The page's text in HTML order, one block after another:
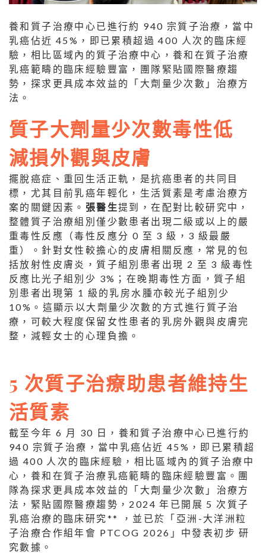
養和質子治療中心已進行約 940 宗質子治療，當中
乳癌佔近 45%，即已累積超過 400 人次的臨床經
驗，相比區域內的質子治療中心，養和在質子治療
乳癌範疇的臨床經驗豐富，團隊緊貼國際醫療趨
勢，探求更具成本效益的「大劑量少次數」治療方
法。
質子大劑量少次數毒性低
減損外觀與皮膚
擺脫癌症、重回生活正軌，是抗癌患者的共同目
標，尤其目前乳癌年輕化，生活質素是考慮治療方
案的關鍵因素。 張醫生提到，在配對比較研究中，
整體質子治療組別僅少數患者出現二級或以上的嚴
重毒性反應（毒性反應分 0 至 3 級，3 級最嚴
重）。針對女性較擔心的皮膚相關反應，常見的包
括放射性皮膚炎，質子組別患者出現 2 至 3 級毒性
反應比光子組別少 3%；在晚期毒性方面，質子組
別患者出現第 1 級的乳房水腫亦較光子組別少
10%。這顯示以大劑量少次數的方式進行質子治
療，可較大程度保留女性患者的乳房外觀與皮膚完
整，減輕女士的心理負擔。
5 次質子治療助患者維持生
活質素
截至今年 6 月 30 日，養和質子治療中心已進行約
940 宗質子治療，當中乳癌佔近 45%，即已累積超
過 400 人次的臨床經驗，相比區域內的質子治療中
心，養和在質子治療乳癌範疇的臨床經驗豐富。團
隊為探求更具成本效益的「大劑量少次數」治療方
法，緊貼國際醫療趨勢，2024 年已開展 5 次質子
乳癌治療的臨床研究** ，並已於「亞洲-大洋洲粒
子治療合作組年會 PTCOG 2026」中發表初步 研
究數據。